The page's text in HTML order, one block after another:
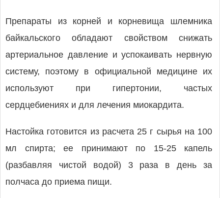
Препараты из корней и корневища шлемника
байкальского обладают свойством снижать
артериальное давление и успокаивать нервную
систему, поэтому в официальной медицине их
используют при гипертонии, частых
сердцебиениях и для лечения миокардита.
Настойка готовится из расчета 25 г сырья на 100
мл спирта; ее принимают по 15-25 капель
(разбавляя чистой водой) 3 раза в день за
полчаса до приема пищи.